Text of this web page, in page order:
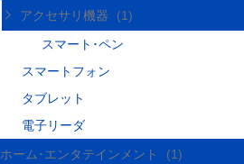
アクセサリ機器
(1)
スマート･ペン
スマートフォン
タブレット
電子リーダ
ホーム･エンタテインメント
(1)